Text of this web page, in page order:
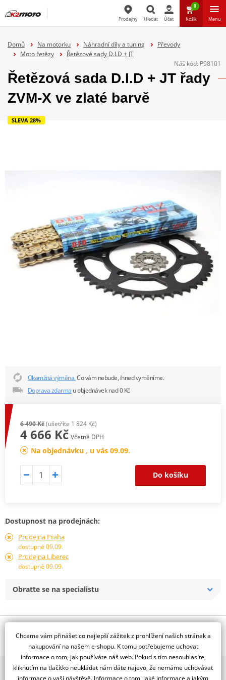
Prodejny Hledat Účet
0
Košík Menu
Domů Na motorku Náhradní díly a tuning
Převody
Moto řetězy
Řetězové sady D.I.D + JT
Náš kód: P98101
Řetězová sada D.I.D + JT řady
ZVM-X ve zlaté barvě
SLEVA 28%
Okamžitá výměna.Co vám nebude, ihned vyměníme.
Doprava zdarma u objednávek nad 0 Kč
6 490 Kč(ušetříte 1 824 Kč)
4 666 Kč Včetně DPH
Na objednávku , u vás 09.09.
Do košíku
Dostupnost na prodejnách:
Prodejna Praha
dostupné 09.09.
Prodejna Liberec
dostupné 09.09.
Obraťte se na specialistu
Jsme autorizovaný
dealer značky D.I.D + JT
Řetězová sada - Řetěz D.I.D, řady ZVM-X ve zlaté barvě, těsněný X-
2x multibrand showroom
Chceme vám přinášet co nejlepší zážitek z prohlížení našich stránek a
nakupování na našem e-shopu. K tomu potřebujeme uchovat
informace o tom, jak používáte náš web. Pokud s tím nesouhlasíte,
kliknutím na tlačítko neukládat nám dáte najevo, že nemáme uchovávat
informace o vaší návštěvě. Informace o tom, jaké informace a jakým